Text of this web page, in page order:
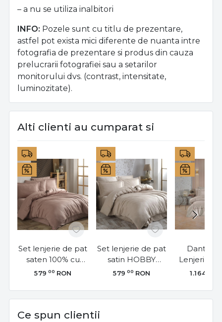
– a nu se utiliza inalbitori
INFO: Pozele sunt cu titlu de prezentare,
astfel pot exista mici diferente de nuanta intre
fotografia de prezentare si produs din cauza
prelucrarii fotografiei sau a setarilor
monitorului dvs. (contrast, intensitate,
luminozitate).
Alti clienti au cumparat si
Set lenjerie de pat
saten 100% cu
dungi | Hobby
Dungi satinate | 6
| 80 fire/cm²
579 00 RON
Set lenjerie de pat
satin HOBBY
HOME | Bej |
fire/cm² | 6 piese |
579 00 RON
Dantela
Lenjerie
satinat, 6
deschis,
1.164
Ce spun clientii